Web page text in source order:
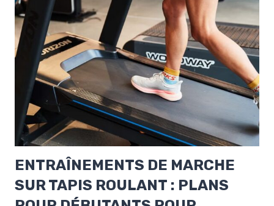
ENTRAÎNEMENTS DE MARCHE
SUR TAPIS ROULANT : PLANS